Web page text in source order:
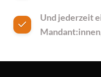
Und jederzeit